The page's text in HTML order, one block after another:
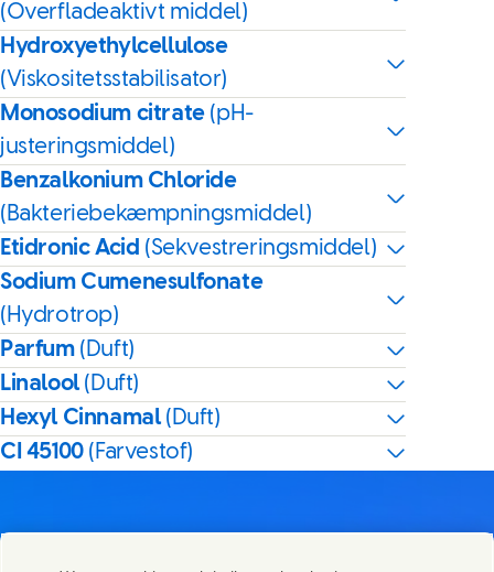
(Overfladeaktivt middel)
Hydroxyethylcellulose
(Viskositetsstabilisator)
Monosodium citrate (pH-
justeringsmiddel)
Benzalkonium Chloride
(Bakteriebekæmpningsmiddel)
Etidronic Acid (Sekvestreringsmiddel)
Sodium Cumenesulfonate
(Hydrotrop)
Parfum (Duft)
Linalool(Duft)
Hexyl Cinnamal(Duft)
CI 45100 (Farvestof)